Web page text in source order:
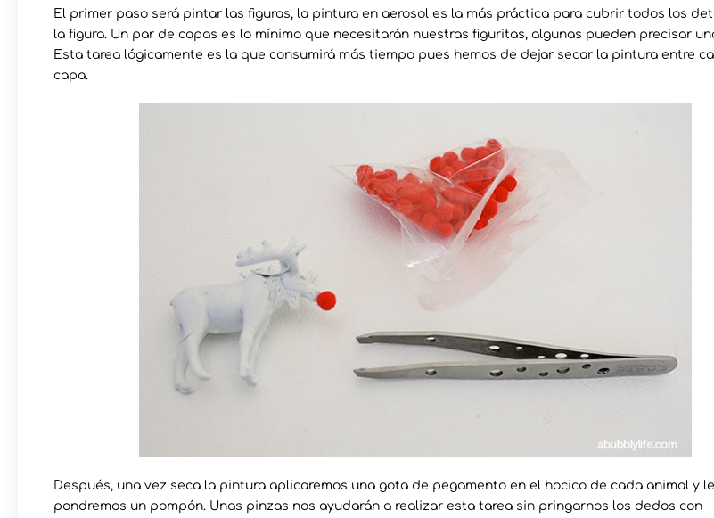
El primer paso será pintar las figuras, la pintura en aerosol es la más práctica para cubrir todos los
la figura. Un par de capas es lo mínimo que necesitarán nuestras figuritas, algunas pueden precisar
Esta tarea lógicamente es la que consumirá más tiempo pues hemos de dejar secar la pintura entre
capa.
Después, una vez seca la pintura aplicaremos una gota de pegamento en el hocico de cada animal y le
pondremos un pompón. Unas pinzas nos ayudarán a realizar esta tarea sin pringarnos los dedos con